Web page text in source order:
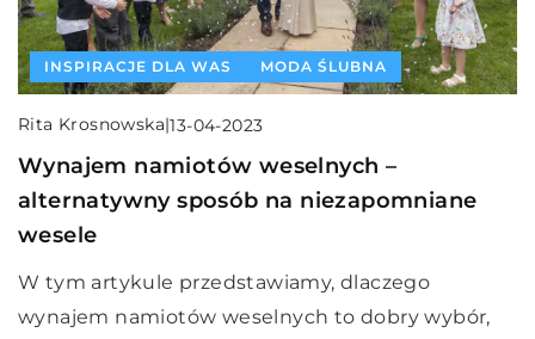
INSPIRACJE DLA WAS MODA ŚLUBNA
Rita Krosnowska|13-04-2023
Wynajem namiotów weselnych –
alternatywny sposób na niezapomniane
wesele
W tym artykule przedstawiamy, dlaczego
wynajem namiotów weselnych to dobry wybór,